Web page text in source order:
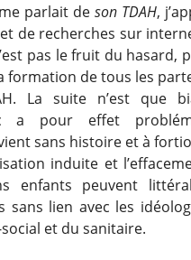
parlait de son TDAH,
de recherches sur
pas le fruit du hasard,
formation de tous les
La suite n’est que
a pour effet
sans histoire et à
induite et
enfants peuvent
sans lien avec les
et du sanitaire.